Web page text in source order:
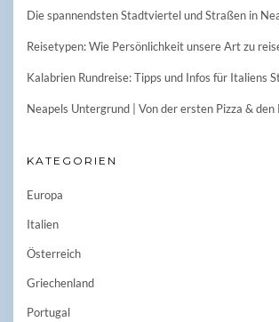
Die spannendsten Stadtviertel und Straßen in
Reisetypen: Wie Persönlichkeit unsere Art zu
Kalabrien Rundreise: Tipps und Infos für Italiens
Neapels Untergrund | Von der ersten Pizza & den
KATEGORIEN
Europa
Italien
Österreich
Griechenland
Portugal